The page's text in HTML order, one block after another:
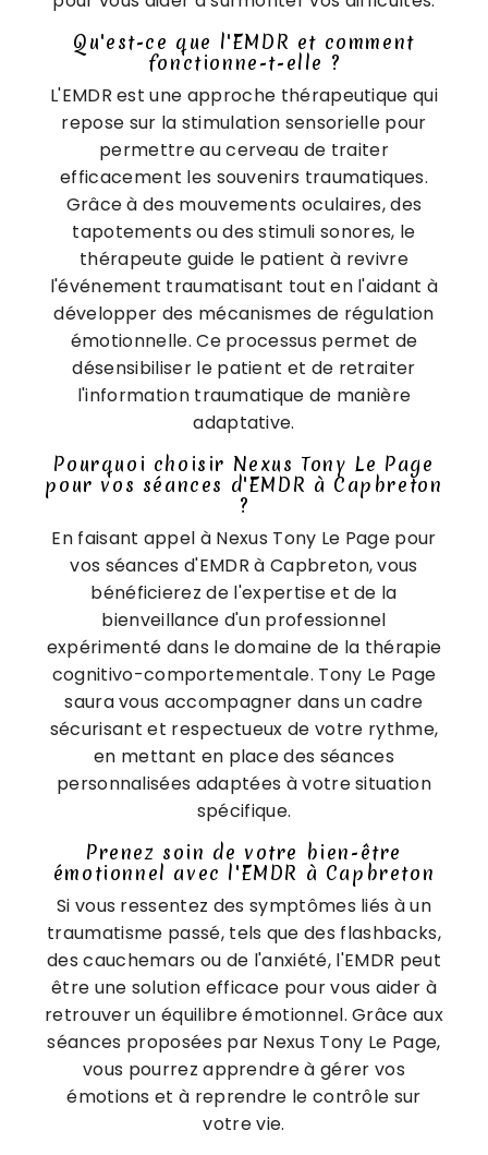
Qu'est-ce que l'EMDR et comment
fonctionne-t-elle ?
L'EMDR est une approche thérapeutique qui
repose sur la stimulation sensorielle pour
permettre au cerveau de traiter
efficacement les souvenirs traumatiques.
Grâce à des mouvements oculaires, des
tapotements ou des stimuli sonores, le
thérapeute guide le patient à revivre
l'événement traumatisant tout en l'aidant à
développer des mécanismes de régulation
émotionnelle. Ce processus permet de
désensibiliser le patient et de retraiter
l'information traumatique de manière
adaptative.
Pourquoi choisir Nexus Tony Le Page
pour vos séances d'EMDR à Capbreton
?
En faisant appel à Nexus Tony Le Page pour
vos séances d'EMDR à Capbreton, vous
bénéficierez de l'expertise et de la
bienveillance d'un professionnel
expérimenté dans le domaine de la thérapie
cognitivo-comportementale. Tony Le Page
saura vous accompagner dans un cadre
sécurisant et respectueux de votre rythme,
en mettant en place des séances
personnalisées adaptées à votre situation
spécifique.
Prenez soin de votre bien-être
émotionnel avec l'EMDR à Capbreton
Si vous ressentez des symptômes liés à un
traumatisme passé, tels que des flashbacks,
des cauchemars ou de l'anxiété, l'EMDR peut
être une solution efficace pour vous aider à
retrouver un équilibre émotionnel. Grâce aux
séances proposées par Nexus Tony Le Page,
vous pourrez apprendre à gérer vos
émotions et à reprendre le contrôle sur
votre vie.